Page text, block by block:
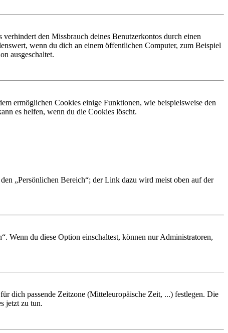
den Missbrauch deines Benutzerkontos durch einen
wenn du dich an einem öffentlichen Computer, zum Beispiel
ausgeschaltet.
ermöglichen Cookies einige Funktionen, wie beispielsweise den
es helfen, wenn du die Cookies löscht.
„Persönlichen Bereich“; der Link dazu wird meist oben auf der
Wenn du diese Option einschaltest, können nur Administratoren,
dich passende Zeitzone (Mitteleuropäische Zeit, ...) festlegen. Die
jetzt zu tun.